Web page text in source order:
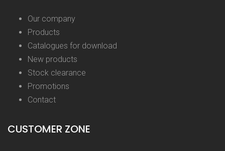
Our company
Products
Catalogues for download
New products
Stock clearance
Promotions
Contact
CUSTOMER ZONE